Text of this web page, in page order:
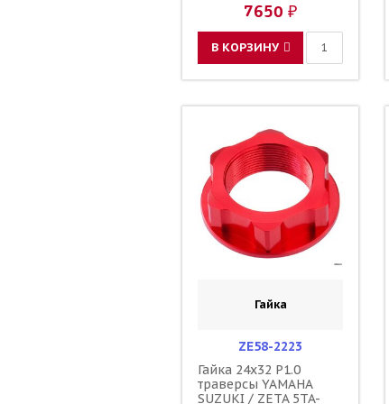
7650 ₽
В КОРЗИНУ
Гайка
ZE58-2223
Гайка 24x32 P1.0
траверсы YAMAHA
SUZUKI / ZETA 5TA-